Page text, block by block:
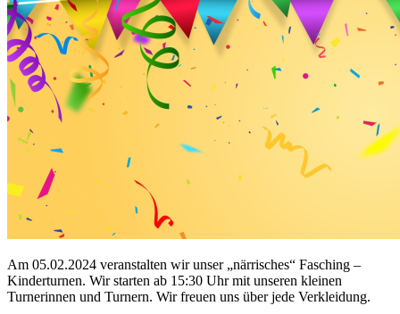
Am 05.02.2024 veranstalten wir unser „närrisches“ Fasching –
Kinderturnen. Wir starten ab 15:30 Uhr mit unseren kleinen
Turnerinnen und Turnern. Wir freuen uns über jede Verkleidung.